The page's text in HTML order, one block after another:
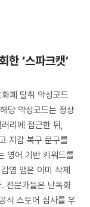
한 ‘스파크캣’
폐 탈취 악성코드
당 악성코드는 정상
리에 접근한 뒤,
지갑 복구 문구를
영어 기반 키워드를
염 앱은 이미 삭제
전문가들은 난독화
식 스토어 심사를 우